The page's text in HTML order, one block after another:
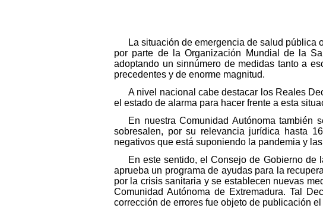
La situación de emergencia de salud pública
por parte de la Organización Mundial de la
adoptando un sinnúmero de medidas tanto a
precedentes y de enorme magnitud.
A nivel nacional cabe destacar los Reales
el estado de alarma para hacer frente a esta
En nuestra Comunidad Autónoma
sobresalen, por su relevancia jurídica hasta
negativos que está suponiendo la pandemia y
En este sentido, el Consejo de Gobierno de
aprueba un programa de ayudas para la
por la crisis sanitaria y se establecen nuevas
Comunidad Autónoma de Extremadura. Tal
corrección de errores fue objeto de publicación